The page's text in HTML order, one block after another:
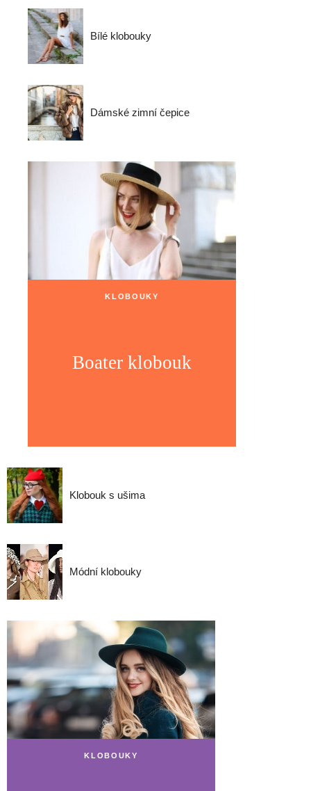
Bílé klobouky
Dámské zimní čepice
KLOBOUKY
Boater klobouk
Klobouk s ušima
Módní klobouky
KLOBOUKY